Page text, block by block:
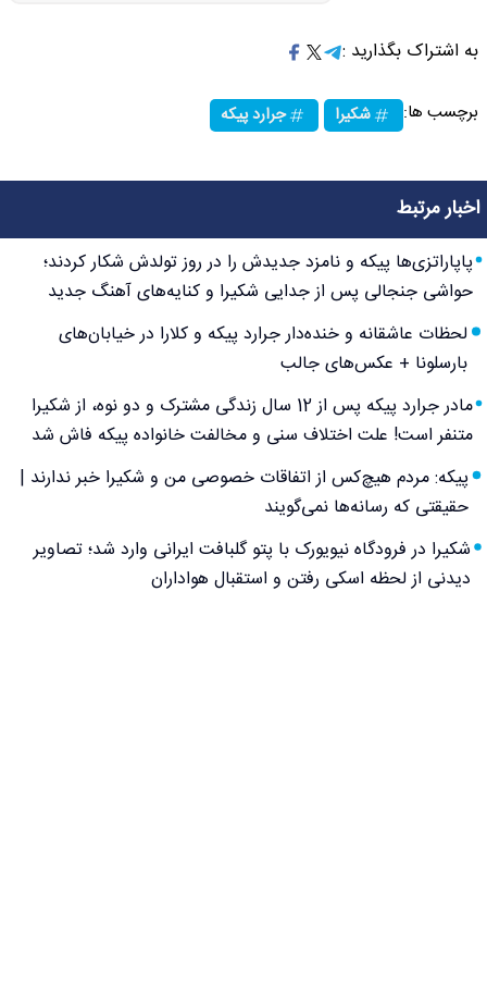
به اشتراک بگذارید :
برچسب ها: شکیرا جرارد پیکه
اخبار مرتبط
پاپاراتزی‌ها پیکه و نامزد جدیدش را در روز تولدش شکار کردند؛
حواشی جنجالی پس از جدایی شکیرا و کنایه‌های آهنگ جدید
لحظات عاشقانه و خنده‌دار جرارد پیکه و کلارا در خیابان‌های
بارسلونا + عکس‌های جالب
مادر جرارد پیکه پس از 12 سال زندگی مشترک و دو نوه، از شکیرا
متنفر است! علت اختلاف سنی و مخالفت خانواده پیکه فاش شد
پیکه: مردم هیچ‌کس از اتفاقات خصوصی من و شکیرا خبر ندارند |
حقیقتی که رسانه‌ها نمی‌گویند
شکیرا در فرودگاه نیویورک با پتو گلبافت ایرانی وارد شد؛ تصاویر
دیدنی از لحظه اسکی رفتن و استقبال هواداران